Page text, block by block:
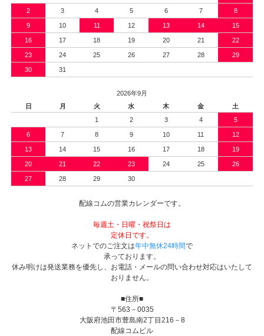
2 3 4 5 6 7 8
9 10 11 12 13 14 15
16 17 18 19 20 21 22
23 24 25 26 27 28 29
30 31
2026年9月
日
月 火 水 木 金
土
1
2 3 4 5
6 7 8 9 10 11 12
13 14 15 16 17 18 19
20 21 22 23 24 25 26
27 28 29 30
配線コムの営業カレンダーです。
毎週土・日曜・祝祭日は
定休日です。
ネットでのご注文は年中無休24時間で
承っております。
休み明けは発送業務を優先し、お電話・メールの問い合わせ対応はいたして
おりません。
■住所■
〒563－0035
大阪府池田市豊島南2丁目216－8
配線コムビル